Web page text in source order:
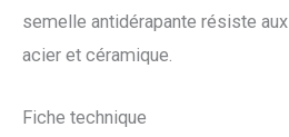
semelle antidérapante résiste
acier et céramique.
Fiche technique